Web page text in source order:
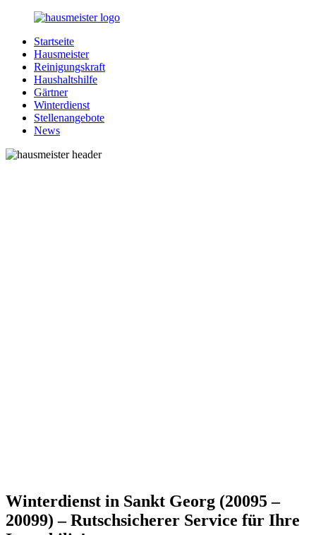
Zurück
Inhalt
Hausmeister.de
Alles
rund
Ihren
Haushalt
Startseite
Hausmeister
Reinigungskraft
Haushaltshilfe
Gärtner
Winterdienst
Stellenangebote
News
Winterdienst in Sankt Georg (20095 –
20099) – Rutschsicherer Service für Ihre